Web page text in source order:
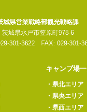
城県営業戦略部観光戦略課
茨城県水戸市笠原町978-6
301-3622 FAX: 029-301-
キャンプ場
・ 県北エリア
・ 県央エリア
・ 県西エリア